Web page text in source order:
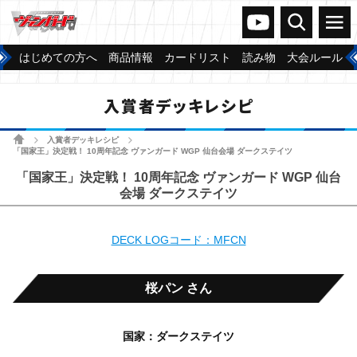
ヴァンガードch
検索 メニュー
はじめての方へ 商品情報 カードリスト 読み物 大会ルール
入賞者デッキレシピ
ホーム 入賞者デッキレシピ
「国家王」決定戦！ 10周年記念 ヴァンガード WGP 仙台会場 ダークステイツ
「国家王」決定戦！ 10周年記念 ヴァンガード WGP 仙台
会場 ダークステイツ
DECK LOGコード：MFCN
桜パン さん
国家：ダークステイツ